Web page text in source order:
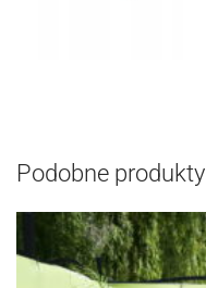
Podobne produkty